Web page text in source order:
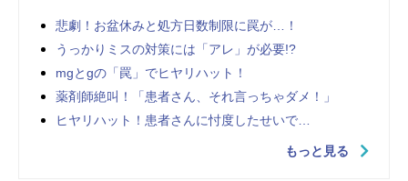
悲劇！お盆休みと処方日数制限に罠が…！
うっかりミスの対策には「アレ」が必要!?
mgとgの「罠」でヒヤリハット！
薬剤師絶叫！「患者さん、それ言っちゃダメ！」
ヒヤリハット！患者さんに忖度したせいで…
もっと見る